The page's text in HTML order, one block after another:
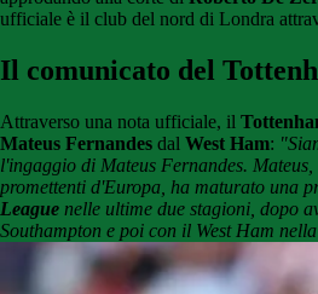
ufficiale è il club del nord di Londra
Il comunicato del
Attraverso una nota ufficiale, il
Mateus Fernandes dal West Ham:
l'ingaggio di Mateus Fernandes.
promettenti d'Europa, ha maturato una
League nelle ultime due stagioni, dopo
Southampton e poi con il West Ham